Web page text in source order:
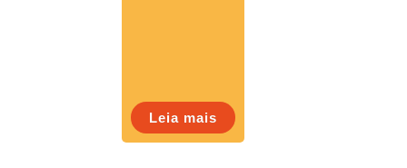
Leia mais